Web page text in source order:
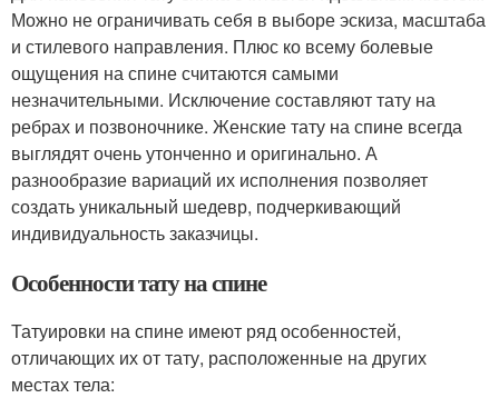
Можно не ограничивать себя в выборе эскиза, масштаба
и стилевого направления. Плюс ко всему болевые
ощущения на спине считаются самыми
незначительными. Исключение составляют тату на
ребрах и позвоночнике. Женские тату на спине всегда
выглядят очень утонченно и оригинально. А
разнообразие вариаций их исполнения позволяет
создать уникальный шедевр, подчеркивающий
индивидуальность заказчицы.
Особенности тату на спине
Татуировки на спине имеют ряд особенностей,
отличающих их от тату, расположенные на других
местах тела: